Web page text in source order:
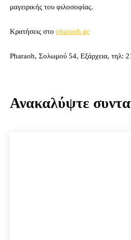
μαγειρικής του φιλοσοφίας.
Κρατήσεις στο pharaoh.gr
Pharaoh, Σολωμού 54, Εξάρχεια, τηλ:
Ανακαλύψτε